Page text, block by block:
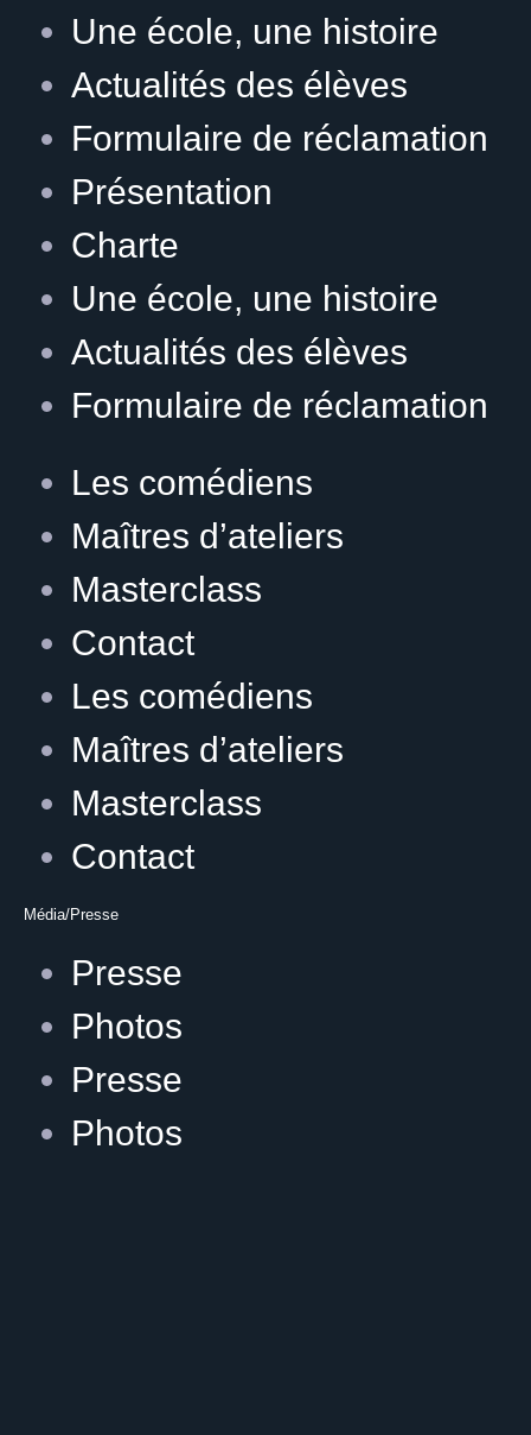
Une école, une histoire
Actualités des élèves
Formulaire de réclamation
Présentation
Charte
Une école, une histoire
Actualités des élèves
Formulaire de réclamation
Les comédiens
Maîtres d’ateliers
Masterclass
Contact
Les comédiens
Maîtres d’ateliers
Masterclass
Contact
Média/Presse
Presse
Photos
Presse
Photos